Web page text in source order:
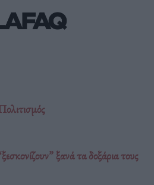
ξανά τα δοξάρια τους